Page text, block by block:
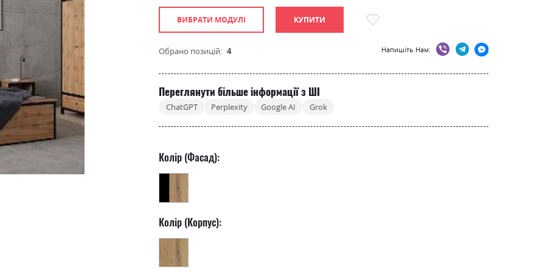
ВИБРАТИ МОДУЛІ КУПИТИ
Напишіть Нам:
Обрано позицій: 4
Переглянути більше інформації з ШІ
ChatGPT Perplexity Google AI Grok
Колір (Фасад):
Колір (Корпус):